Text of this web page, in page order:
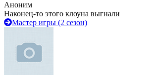
Аноним
Наконец-то этого клоуна выгнали
Мастер игры (2 сезон)